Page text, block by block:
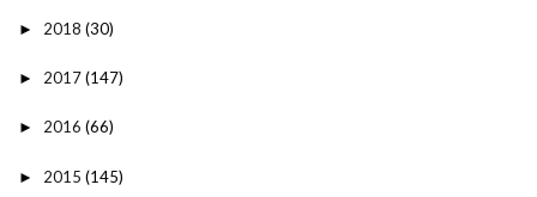
► 2018 (30)
► 2017(147)
► 2016 (66)
► 2015 (145)